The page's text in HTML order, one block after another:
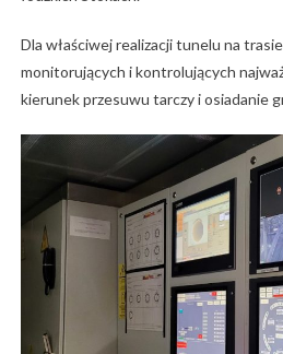
Dla właściwej realizacji tunelu na
monitorujących i kontrolujących
kierunek przesuwu tarczy i osiadanie